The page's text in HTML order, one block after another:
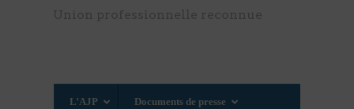
L’AJP Documents de presse